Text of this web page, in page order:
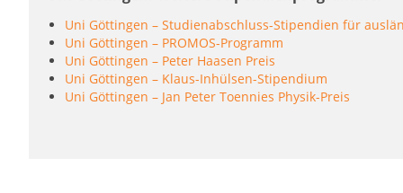
Uni Göttingen – Studienabschluss-Stipendien für
Uni Göttingen – PROMOS-Programm
Uni Göttingen – Peter Haasen Preis
Uni Göttingen – Klaus-Inhülsen-Stipendium
Uni Göttingen – Jan Peter Toennies Physik-Preis